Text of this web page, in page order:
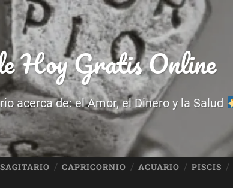
Hoy Gratis Online
acerca de: el Amor, el Dinero y la Salud
SAGITARIO CAPRICORNIO ACUARIO PISCIS